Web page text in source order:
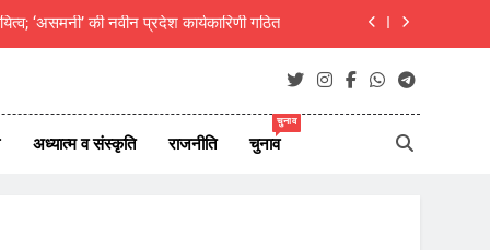
का राजस्थानी मोट्यार परिषद ने किया अभिनंदन
ऑफ न्यूज़ पोर्टल्स की कार्यकारिणी का विस्तार
अध्यात्म व संस्कृति राजनीति चुनाव
चुनाव